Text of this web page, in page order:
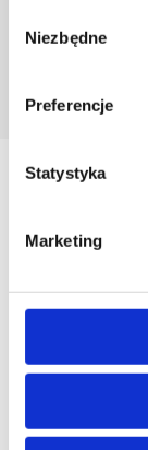
zgody
Niezbędne
Preferencje
Statystyka
Marketing
Zobacz